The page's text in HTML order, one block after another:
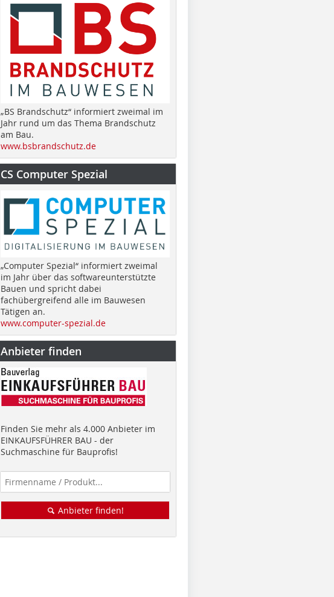
„BS Brandschutz“ informiert zweimal im
Jahr rund um das Thema Brandschutz
am Bau.
www.bsbrandschutz.de
CS Computer Spezial
„Computer Spezial“ informiert zweimal
im Jahr über das softwareunterstützte
Bauen und spricht dabei
fachübergreifend alle im Bauwesen
Tätigen an.
www.computer-spezial.de
Anbieter finden
Finden Sie mehr als 4.000 Anbieter im
EINKAUFSFÜHRER BAU - der
Suchmaschine für Bauprofis!
Anbieter finden!